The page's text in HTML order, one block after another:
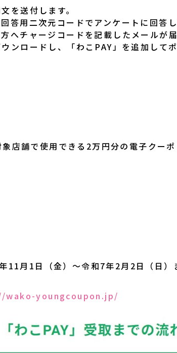
を送付します。
答用二次元コードでアンケートに回答し
へチャージコードを記載したメールが届
ンロードし、「わこPAY」を追加して
店舗で使用できる2万円分の電子クーポ
11月1日（金）～令和7年2月2日（日）
youngcoupon.jp/